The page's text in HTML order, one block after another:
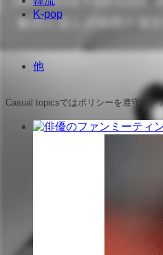
K-pop
他
Casual topicsではポリシーを遵守し、